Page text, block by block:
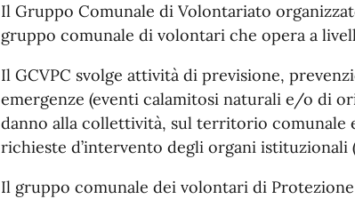
Il Gruppo Comunale di Volontariato
gruppo comunale di volontari che opera a
Il GCVPC svolge attività di previsione,
emergenze (eventi calamitosi naturali e/o di
danno alla collettività, sul territorio comunale
richieste d’intervento degli organi
Il gruppo comunale dei volontari di